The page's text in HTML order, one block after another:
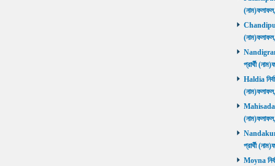
Chandipur
Nandigram
প্রার্থী
Haldia
Mahisadal
প্রার্থী
Moyna